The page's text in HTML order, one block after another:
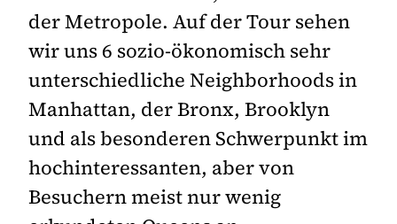
der Metropole. Auf der Tour sehen
wir uns 6 sozio-ökonomisch sehr
unterschiedliche Neighborhoods in
Manhattan, der Bronx, Brooklyn
und als besonderen Schwerpunkt im
hochinteressanten, aber von
Besuchern meist nur wenig